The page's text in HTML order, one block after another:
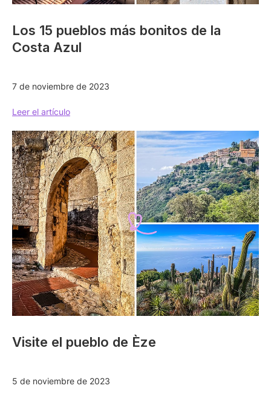
Los 15 pueblos más bonitos de la
Costa Azul
7 de noviembre de 2023
Leer el artículo
Visite el pueblo de Èze
5 de noviembre de 2023